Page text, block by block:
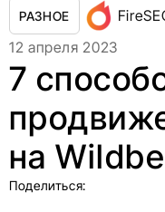
РАЗНОЕ
12 апреля 2023
7
на
Поделиться: